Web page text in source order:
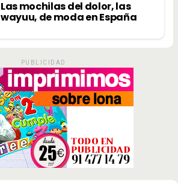
Las mochilas del dolor, las
wayuu, de moda en España
PUBLICIDAD